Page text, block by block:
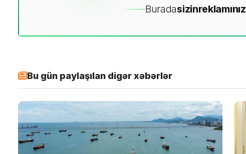
Buradasizinreklamınız
Bu gün paylaşılan digər xəbərlər